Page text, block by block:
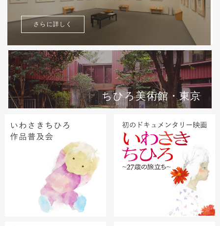
さらに詳しく
ちひろ美術館・東京